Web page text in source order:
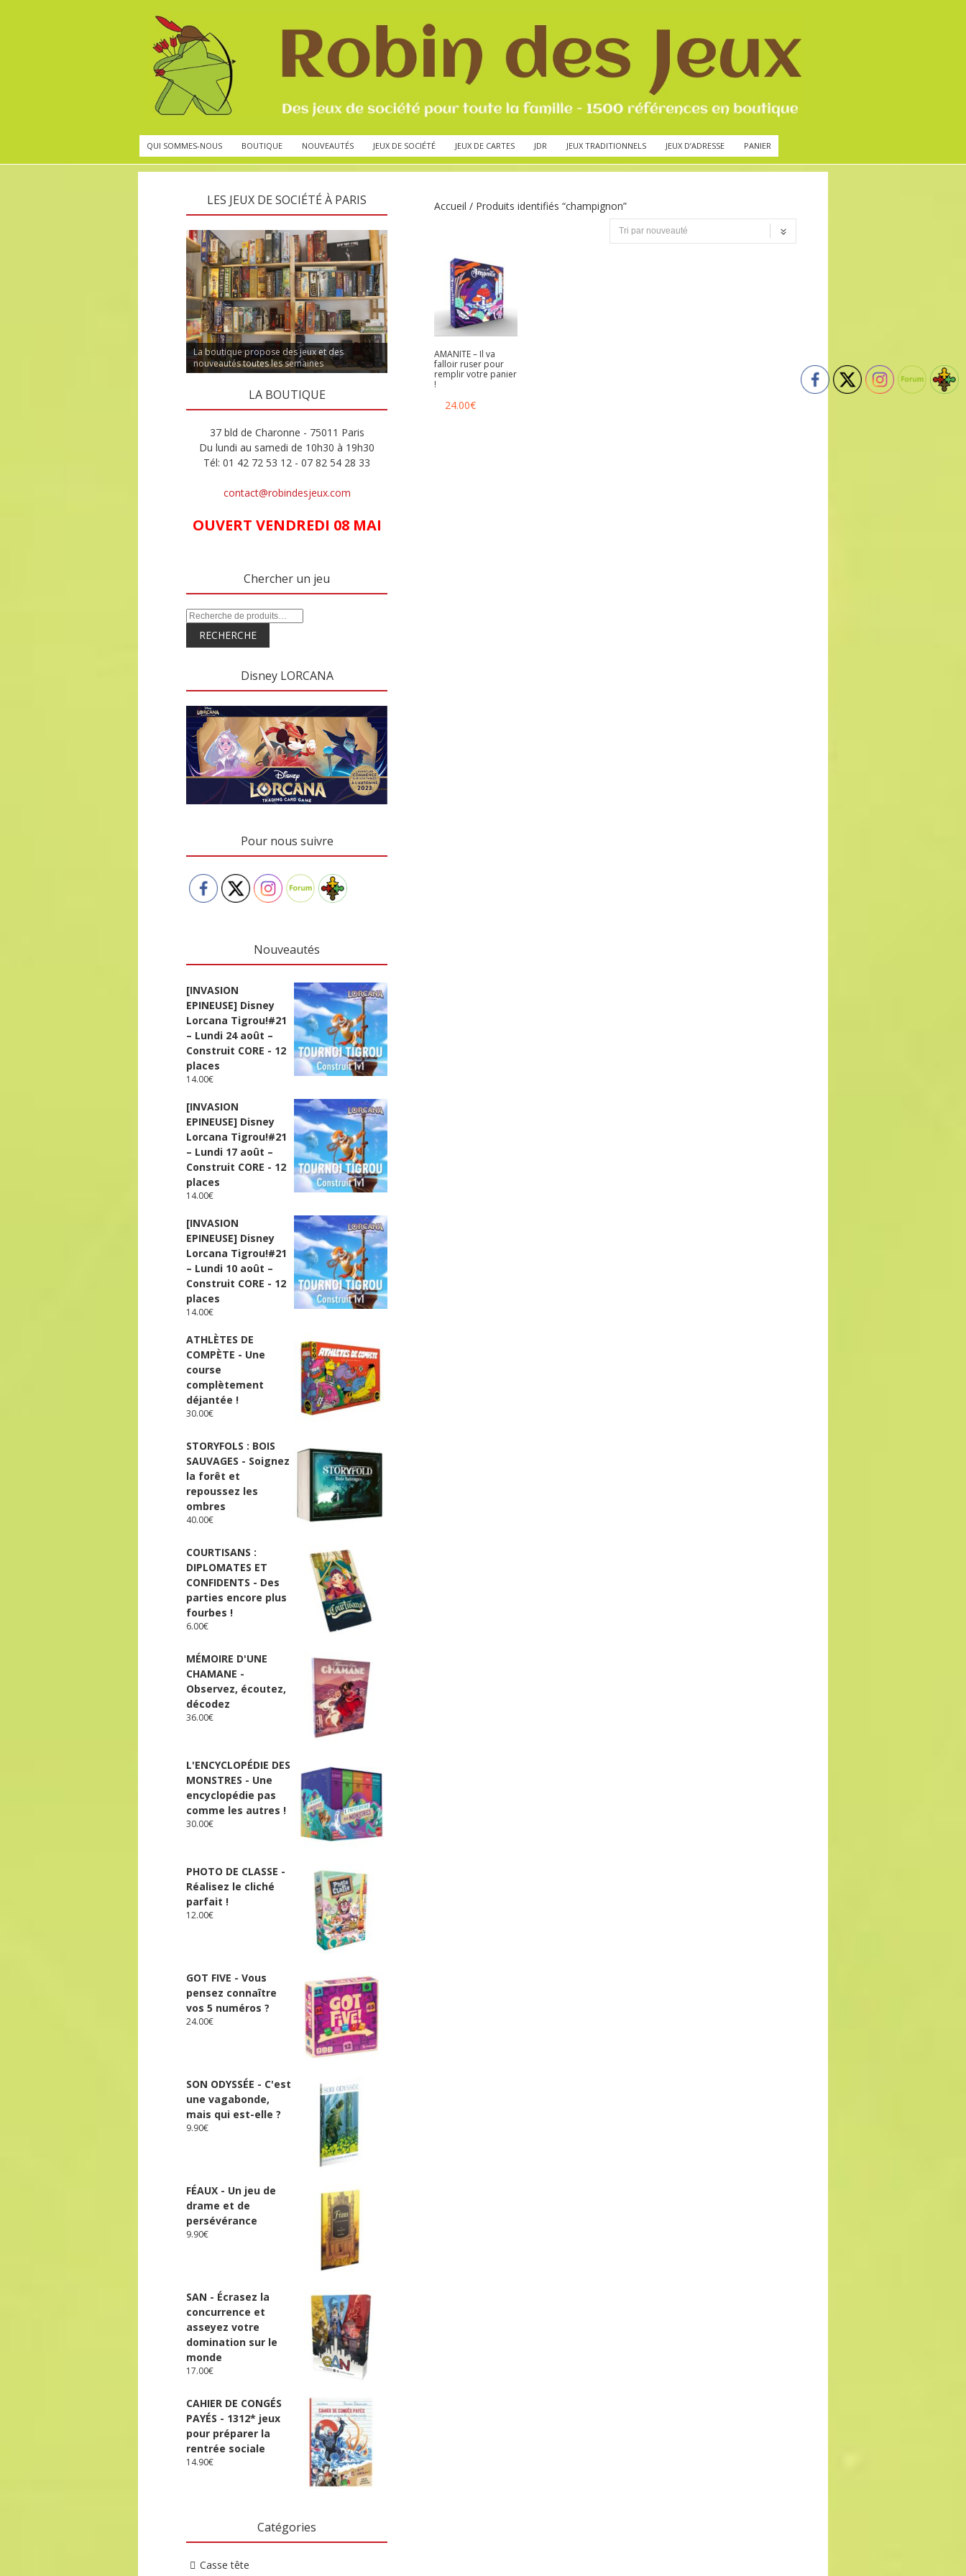
QUI SOMMES-NOUS BOUTIQUE NOUVEAUTÉS JEUX DE SOCIÉTÉ JEUX DE CARTES JDR JEUX TRADITIONNELS JEUX D’ADRESSE PANIER
Accueil / Produits identifiés “champignon”
AMANITE – Il va
falloir ruser pour
remplir votre panier
!
24.00€
LES JEUX DE SOCIÉTÉ À PARIS
La boutique propose des jeux et des
nouveautés toutes les semaines
LA BOUTIQUE
37 bld de Charonne - 75011 Paris
Du lundi au samedi de 10h30 à 19h30
Tél: 01 42 72 53 12 - 07 82 54 28 33
contact@robindesjeux.com
OUVERT VENDREDI 08 MAI
Chercher un jeu
RECHERCHE
Disney LORCANA
Pour nous suivre
Nouveautés
[INVASION
EPINEUSE] Disney
Lorcana Tigrou!#21
– Lundi 24 août –
Construit CORE - 12
places
14.00€
[INVASION
EPINEUSE] Disney
Lorcana Tigrou!#21
– Lundi 17 août –
Construit CORE - 12
places
14.00€
[INVASION
EPINEUSE] Disney
Lorcana Tigrou!#21
– Lundi 10 août –
Construit CORE - 12
places
14.00€
ATHLÈTES DE
COMPÈTE - Une
course
complètement
déjantée !
30.00€
STORYFOLS : BOIS
SAUVAGES - Soignez
la forêt et
repoussez les
ombres
40.00€
COURTISANS :
DIPLOMATES ET
CONFIDENTS - Des
parties encore plus
fourbes !
6.00€
MÉMOIRE D'UNE
CHAMANE -
Observez, écoutez,
décodez
36.00€
L'ENCYCLOPÉDIE DES
MONSTRES - Une
encyclopédie pas
comme les autres !
30.00€
PHOTO DE CLASSE -
Réalisez le cliché
parfait !
12.00€
GOT FIVE - Vous
pensez connaître
vos 5 numéros ?
24.00€
SON ODYSSÉE - C'est
une vagabonde,
mais qui est-elle ?
9.90€
FÉAUX - Un jeu de
drame et de
persévérance
9.90€
SAN - Écrasez la
concurrence et
asseyez votre
domination sur le
monde
17.00€
CAHIER DE CONGÉS
PAYÉS - 1312* jeux
pour préparer la
rentrée sociale
14.90€
Catégories
Casse tête